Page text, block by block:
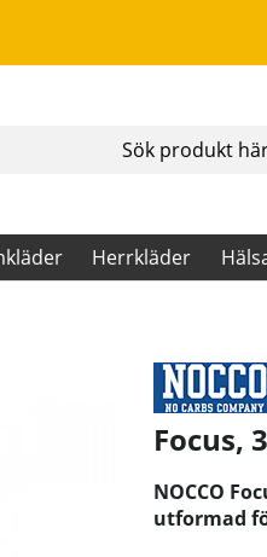
Herrkläder
Focus,
NOCCO
utformad